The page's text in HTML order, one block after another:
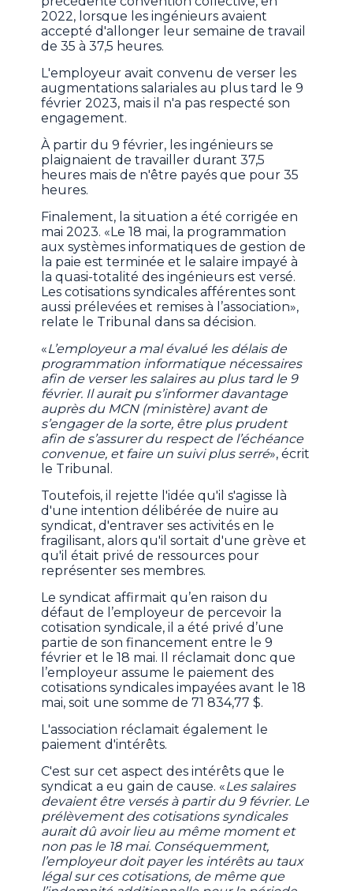
2022, lorsque les ingénieurs avaient
accepté d'allonger leur semaine de travail
de 35 à 37,5 heures.
L'employeur avait convenu de verser les
augmentations salariales au plus tard le 9
février 2023, mais il n'a pas respecté son
engagement.
À partir du 9 février, les ingénieurs se
plaignaient de travailler durant 37,5
heures mais de n'être payés que pour 35
heures.
Finalement, la situation a été corrigée en
mai 2023. «Le 18 mai, la programmation
aux systèmes informatiques de gestion de
la paie est terminée et le salaire impayé à
la quasi-totalité des ingénieurs est versé.
Les cotisations syndicales afférentes sont
aussi prélevées et remises à l’association»,
relate le Tribunal dans sa décision.
«L’employeur a mal évalué les délais de
programmation informatique nécessaires
afin de verser les salaires au plus tard le 9
février. Il aurait pu s’informer davantage
auprès du MCN (ministère) avant de
s’engager de la sorte, être plus prudent
afin de s’assurer du respect de l’échéance
convenue, et faire un suivi plus serré», écrit
le Tribunal.
Toutefois, il rejette l'idée qu'il s'agisse là
d'une intention délibérée de nuire au
syndicat, d'entraver ses activités en le
fragilisant, alors qu'il sortait d'une grève et
qu'il était privé de ressources pour
représenter ses membres.
Le syndicat affirmait qu’en raison du
défaut de l’employeur de percevoir la
cotisation syndicale, il a été privé d’une
partie de son financement entre le 9
février et le 18 mai. Il réclamait donc que
l’employeur assume le paiement des
cotisations syndicales impayées avant le 18
mai, soit une somme de 71 834,77 $.
L'association réclamait également le
paiement d'intérêts.
C'est sur cet aspect des intérêts que le
syndicat a eu gain de cause. «Les salaires
devaient être versés à partir du 9 février. Le
prélèvement des cotisations syndicales
aurait dû avoir lieu au même moment et
non pas le 18 mai. Conséquemment,
l’employeur doit payer les intérêts au taux
légal sur ces cotisations, de même que